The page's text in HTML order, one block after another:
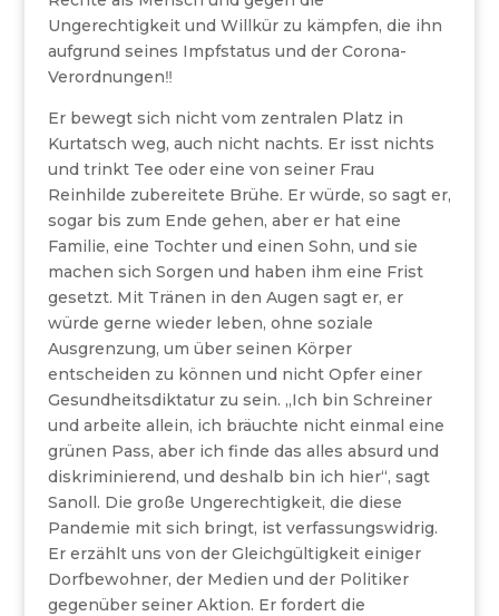
Ungerechtigkeit und Willkür zu kämpfen, die ihn
aufgrund seines Impfstatus und der Corona-
Verordnungen‼️
Er bewegt sich nicht vom zentralen Platz in
Kurtatsch weg, auch nicht nachts. Er isst nichts
und trinkt Tee oder eine von seiner Frau
Reinhilde zubereitete Brühe. Er würde, so sagt er,
sogar bis zum Ende gehen, aber er hat eine
Familie, eine Tochter und einen Sohn, und sie
machen sich Sorgen und haben ihm eine Frist
gesetzt. Mit Tränen in den Augen sagt er, er
würde gerne wieder leben, ohne soziale
Ausgrenzung, um über seinen Körper
entscheiden zu können und nicht Opfer einer
Gesundheitsdiktatur zu sein. „Ich bin Schreiner
und arbeite allein, ich bräuchte nicht einmal eine
grünen Pass, aber ich finde das alles absurd und
diskriminierend, und deshalb bin ich hier“, sagt
Sanoll. Die große Ungerechtigkeit, die diese
Pandemie mit sich bringt, ist verfassungswidrig.
Er erzählt uns von der Gleichgültigkeit einiger
Dorfbewohner, der Medien und der Politiker
gegenüber seiner Aktion. Er fordert die